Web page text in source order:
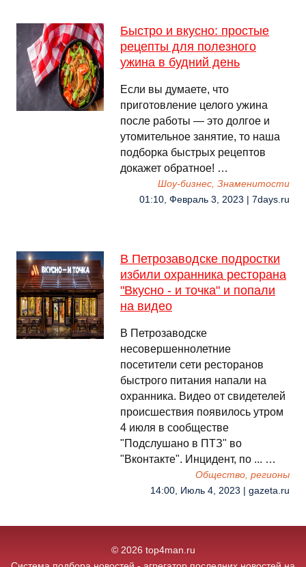
Быстро и вкусно: простые
рецепты для полезного
ужина в будний день
Если вы думаете, что
приготовление целого ужина
после работы — это долгое и
утомительное занятие, то наша
подборка быстрых рецептов
докажет обратное! …
Шоу-бизнес, Знаменитости
01:10, Февраль 3, 2023 | 7days.ru
В Петрозаводске подростки
избили охранника ресторана
"Вкусно - и точка" и попали
на видео
В Петрозаводске
несовершеннолетние
посетители сети ресторанов
быстрого питания напали на
охранника. Видео от свидетелей
происшествия появилось утром
4 июля в сообществе
"Подслушано в ПТЗ" во
"Вконтакте". Инцидент, по ... …
Общество, регионы
14:00, Июль 4, 2023 | gazeta.ru
© 2026 top4man.ru